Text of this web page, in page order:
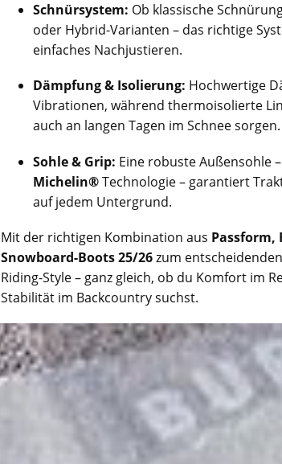
Schnürsystem: Ob klassische
oder Hybrid-Varianten – das richtige
einfaches Nachjustieren.
Dämpfung & Isolierung: Hochwertige
Vibrationen, während thermoisolierte
auch an langen Tagen im Schnee sorgen.
Sohle & Grip: Eine robuste Außensohle
Michelin®Technologie – garantiert
auf jedem Untergrund.
Mit der richtigen Kombination aus Passform,
Snowboard-Boots 25/26zum
Riding-Style – ganz gleich, ob du Komfort im
Stabilität im Backcountry suchst.